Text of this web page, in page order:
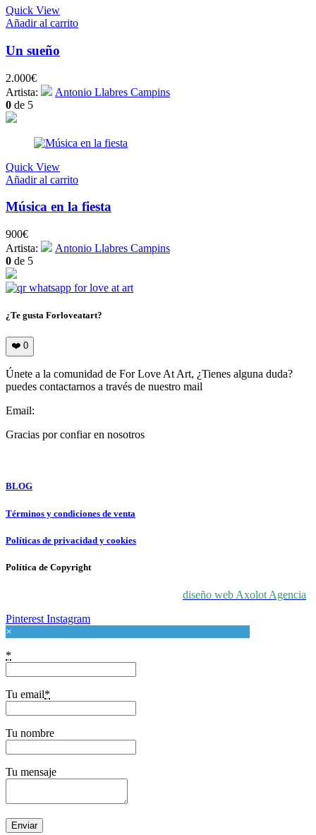
Quick View
Añadir al carrito
Un sueño
2.000€
Artista:
Antonio Llabres Campins
0 de 5
Quick View
Añadir al carrito
Música en la fiesta
900€
Artista:
Antonio Llabres Campins
0 de 5
¿Te gusta Forloveatart?
❤️ 0
Únete a la comunidad de For Love At Art, ¿Tienes alguna duda?
puedes contactarnos a través de nuestro mail
Email:
Gracias por confiar en nosotros
BLOG
Términos y condiciones de venta
Políticas de privacidad y cookies
Política de Copyright
diseño web Axolot Agencia
Pinterest Instagram
×
*
Tu email*
Tu nombre
Tu mensaje